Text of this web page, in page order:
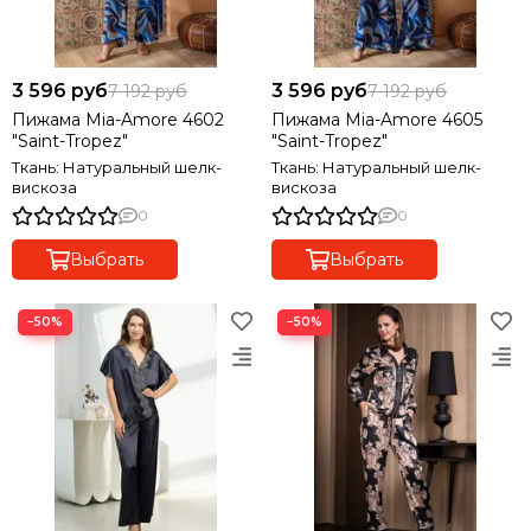
холод и охлаждая в жару.
Высокая гигроскопичность: способен впитывать до
30% влаги от веса и при этом оставаться сухим на
ощупь, быстро испаряет влагу.
Воздухопроницаемость: позволяет коже дышать,
обеспечивая комфорт в любую погоду.
Прочность и долговечность: шелковая нить по своей
прочности сопоставима с проволокой того же
диаметра, ткани сохраняют блеск и форму на долгое
время.
Эстетика: шелк обладает нежным блеском и гладкой
текстурой, хорошо драпируется и легко окрашивается
в яркие цвета.
Не электризуется, не мнется так сильно, как
синтетические материалы.
Шелк подходит для людей с чувствительной кожей и
3 596 руб7 192 руб
Пижама Mia-Amore 4602
"Saint-Tropez"
Ткань: Натуральный шелк-
вискоза
0
Выбрать
3 596 руб7 192 руб
Пижама Mia-Amore 4605
"Saint-Tropez"
Ткань: Натуральный шелк-
вискоза
0
Выбрать
−50% −50%